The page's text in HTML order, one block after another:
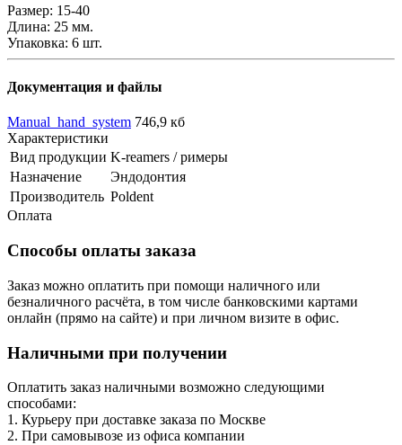
Размер: 15-40
Длина: 25 мм.
Упаковка: 6 шт.
Документация и файлы
Manual_hand_system 746,9 кб
Характеристики
Вид продукции K-reamers / римеры
Назначение
Эндодонтия
Производитель Poldent
Оплата
Способы оплаты заказа
Заказ можно оплатить при помощи наличного или
безналичного расчёта, в том числе банковскими картами
онлайн (прямо на сайте) и при личном визите в офис.
Наличными при получении
Оплатить заказ наличными возможно следующими
способами:
1. Курьеру при доставке заказа по Москве
2. При самовывозе из офиса компании